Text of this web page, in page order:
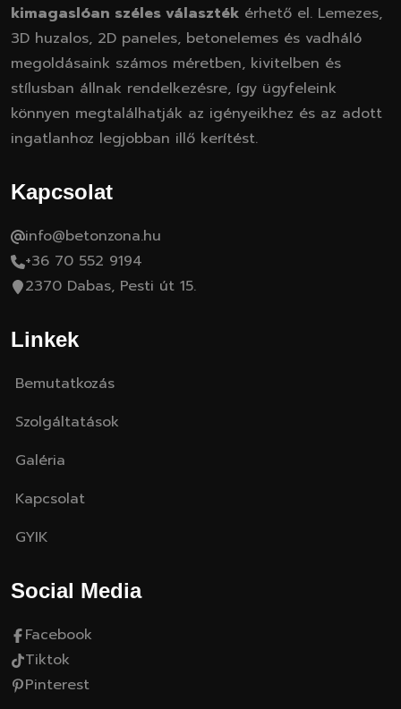
kimagaslóan széles választék érhető el. Lemezes,
3D huzalos, 2D paneles, betonelemes és vadháló
megoldásaink számos méretben, kivitelben és
stílusban állnak rendelkezésre, így ügyfeleink
könnyen megtalálhatják az igényeikhez és az adott
ingatlanhoz legjobban illő kerítést.
Kapcsolat
info@betonzona.hu
+36 70 552 9194
2370 Dabas, Pesti út 15.
Linkek
Bemutatkozás
Szolgáltatások
Galéria
Kapcsolat
GYIK
Social Media
Facebook
Tiktok
Pinterest